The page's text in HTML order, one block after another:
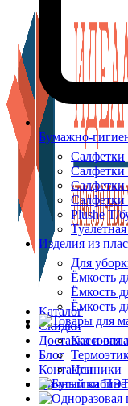
Каталог
Скидки
Доставка и
Блог
Контакты
Личный
Бумажно-
Салфетки
Салфетки
Plushe Т/
Изделия из
Для
Ёмкость
Ёмкость
Ёмкость
Кассовая
Ценники